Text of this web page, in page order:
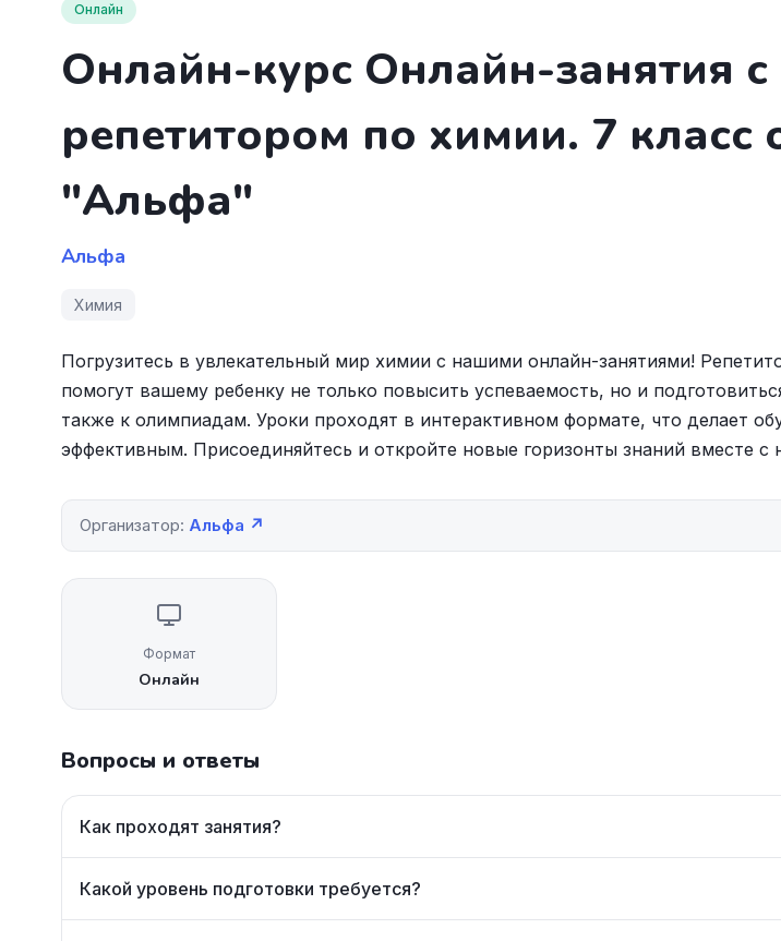
Онлайн
Онлайн-курс Онлайн-занятия с
репетитором по химии. 7 класс
"Альфа"
Альфа
Химия
Погрузитесь в увлекательный мир химии с нашими онлайн-занятиями!
помогут вашему ребенку не только повысить успеваемость, но и
также к олимпиадам. Уроки проходят в интерактивном формате, что делает
эффективным. Присоединяйтесь и откройте новые горизонты знаний вместе с
Организатор: Альфа ↗
Формат
Онлайн
Вопросы и ответы
Как проходят занятия?
Какой уровень подготовки требуется?